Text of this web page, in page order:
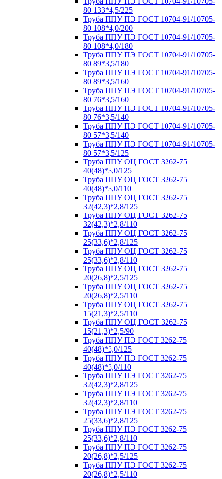
80 133*4,5/225
Труба ППУ ПЭ ГОСТ 10704-91/10705-
80 108*4,0/200
Труба ППУ ПЭ ГОСТ 10704-91/10705-
80 108*4,0/180
Труба ППУ ПЭ ГОСТ 10704-91/10705-
80 89*3,5/180
Труба ППУ ПЭ ГОСТ 10704-91/10705-
80 89*3,5/160
Труба ППУ ПЭ ГОСТ 10704-91/10705-
80 76*3,5/160
Труба ППУ ПЭ ГОСТ 10704-91/10705-
80 76*3,5/140
Труба ППУ ПЭ ГОСТ 10704-91/10705-
80 57*3,5/140
Труба ППУ ПЭ ГОСТ 10704-91/10705-
80 57*3,5/125
Труба ППУ ОЦ ГОСТ 3262-75
40(48)*3,0/125
Труба ППУ ОЦ ГОСТ 3262-75
40(48)*3,0/110
Труба ППУ ОЦ ГОСТ 3262-75
32(42,3)*2,8/125
Труба ППУ ОЦ ГОСТ 3262-75
32(42,3)*2,8/110
Труба ППУ ОЦ ГОСТ 3262-75
25(33,6)*2,8/125
Труба ППУ ОЦ ГОСТ 3262-75
25(33,6)*2,8/110
Труба ППУ ОЦ ГОСТ 3262-75
20(26,8)*2,5/125
Труба ППУ ОЦ ГОСТ 3262-75
20(26,8)*2,5/110
Труба ППУ ОЦ ГОСТ 3262-75
15(21,3)*2,5/110
Труба ППУ ОЦ ГОСТ 3262-75
15(21,3)*2,5/90
Труба ППУ ПЭ ГОСТ 3262-75
40(48)*3,0/125
Труба ППУ ПЭ ГОСТ 3262-75
40(48)*3,0/110
Труба ППУ ПЭ ГОСТ 3262-75
32(42,3)*2,8/125
Труба ППУ ПЭ ГОСТ 3262-75
32(42,3)*2,8/110
Труба ППУ ПЭ ГОСТ 3262-75
25(33,6)*2,8/125
Труба ППУ ПЭ ГОСТ 3262-75
25(33,6)*2,8/110
Труба ППУ ПЭ ГОСТ 3262-75
20(26,8)*2,5/125
Труба ППУ ПЭ ГОСТ 3262-75
20(26,8)*2,5/110